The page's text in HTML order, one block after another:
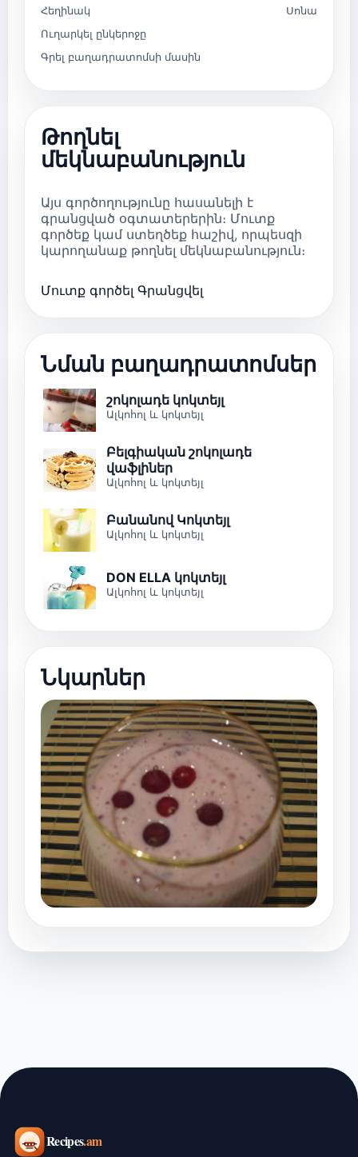
Հեղինակ
Սոնա
Ուղարկել ընկերոջը
Գրել բաղադրատոմսի մասին
Թողնել
մեկնաբանություն
Այս գործողությունը հասանելի է
գրանցված օգտատերերին։ Մուտք
գործեք կամ ստեղծեք հաշիվ, որպեսզի
կարողանաք թողնել մեկնաբանություն։
Մուտք գործել Գրանցվել
Նման բաղադրատոմսեր
շոկոլադե կոկտեյլ
Ալկոհոլ և կոկտեյլ
Բելգիական շոկոլադե
վաֆլիներ
Ալկոհոլ և կոկտեյլ
Բանանով Կոկտեյլ
Ալկոհոլ և կոկտեյլ
DON ELLA կոկտեյլ
Ալկոհոլ և կոկտեյլ
Նկարներ